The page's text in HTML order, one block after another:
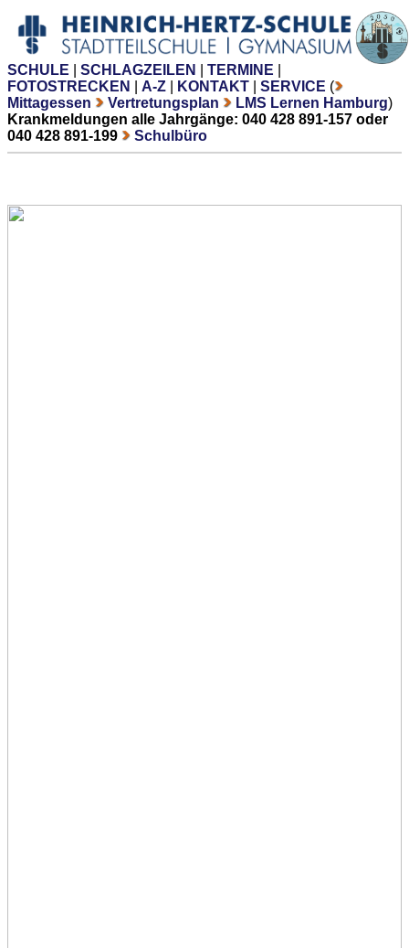
SCHULE SCHLAGZEILEN TERMINE
FOTOSTRECKEN
A-Z KONTAKT SERVICE (
Mittagessen
Vertretungsplan LMS Lernen Hamburg)
Krankmeldungen alle Jahrgänge: 040 428 891-157 oder
040 428 891-199
Schulbüro